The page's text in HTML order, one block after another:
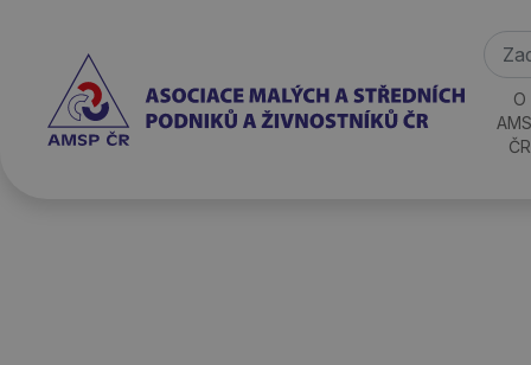
O
ČR